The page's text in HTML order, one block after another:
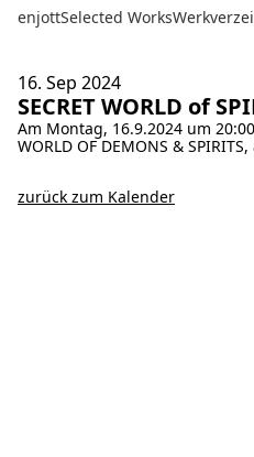
enjottSelected Works
16. Sep 2024
SECRET WORLD of
Am Montag, 16.9.2024 um
WORLD OF DEMONS &
zurück zum Kalender